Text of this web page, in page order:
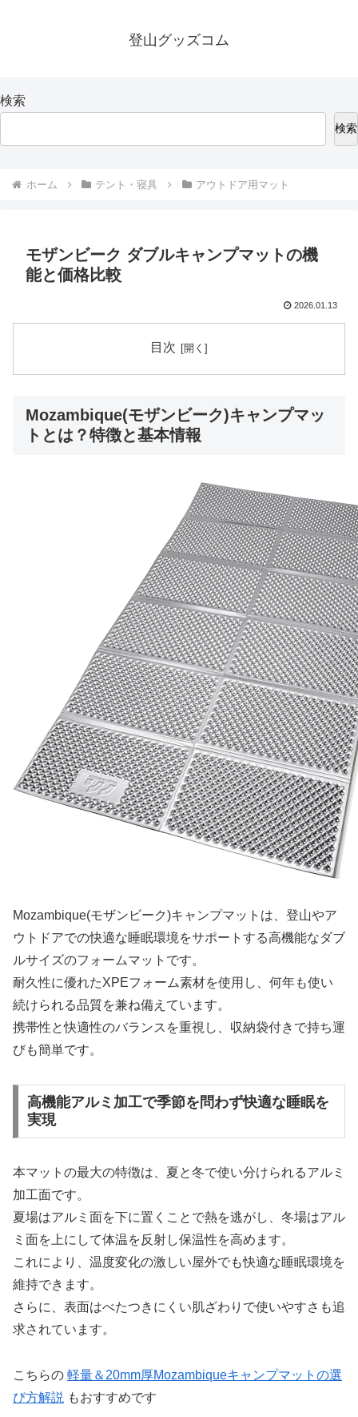
登山グッズコム
検索
検索
ホーム テント・寝具 アウトドア用マット
モザンビーク ダブルキャンプマットの機
能と価格比較
2026.01.13
目次
Mozambique(モザンビーク)キャンプマッ
トとは？特徴と基本情報
Mozambique(モザンビーク)キャンプマットは、登山やア
ウトドアでの快適な睡眠環境をサポートする高機能なダブ
ルサイズのフォームマットです。
耐久性に優れたXPEフォーム素材を使用し、何年も使い
続けられる品質を兼ね備えています。
携帯性と快適性のバランスを重視し、収納袋付きで持ち運
びも簡単です。
高機能アルミ加工で季節を問わず快適な睡眠を
実現
本マットの最大の特徴は、夏と冬で使い分けられるアルミ
加工面です。
夏場はアルミ面を下に置くことで熱を逃がし、冬場はアル
ミ面を上にして体温を反射し保温性を高めます。
これにより、温度変化の激しい屋外でも快適な睡眠環境を
維持できます。
さらに、表面はべたつきにくい肌ざわりで使いやすさも追
求されています。
こちらの 軽量＆20mm厚Mozambiqueキャンプマットの選
び方解説 もおすすめです